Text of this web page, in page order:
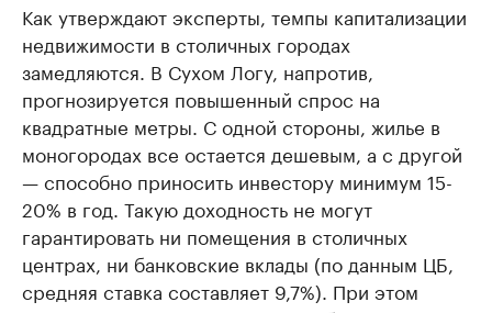
Как утверждают эксперты, темпы капитализации
недвижимости в столичных городах
замедляются. В Сухом Логу, напротив,
прогнозируется повышенный спрос на
квадратные метры. С одной стороны, жилье в
моногородах все остается дешевым, а с другой
— способно приносить инвестору минимум 15-
20% в год. Такую доходность не могут
гарантировать ни помещения в столичных
центрах, ни банковские вклады (по данным ЦБ,
средняя ставка составляет 9,7%). При этом